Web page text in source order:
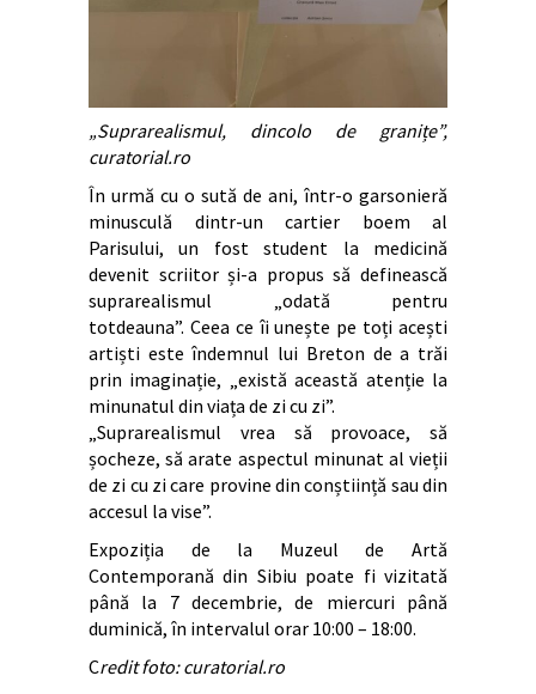
„Suprarealismul, dincolo de granițe”,
curatorial.ro
În urmă cu o sută de ani, într-o garsonieră
minusculă dintr-un cartier boem al
Parisului, un fost student la medicină
devenit scriitor și-a propus să definească
suprarealismul „odată pentru
totdeauna”. Ceea ce îi unește pe toți acești
artiști este îndemnul lui Breton de a trăi
prin imaginație, „există această atenție la
minunatul din viața de zi cu zi”.
„Suprarealismul vrea să provoace, să
șocheze, să arate aspectul minunat al vieții
de zi cu zi care provine din conștiință sau din
accesul la vise”.
Expoziția de la Muzeul de Artă
Contemporană din Sibiu poate fi vizitată
până la 7 decembrie, de miercuri până
duminică, în intervalul orar 10:00 – 18:00.
Credit foto: curatorial.ro